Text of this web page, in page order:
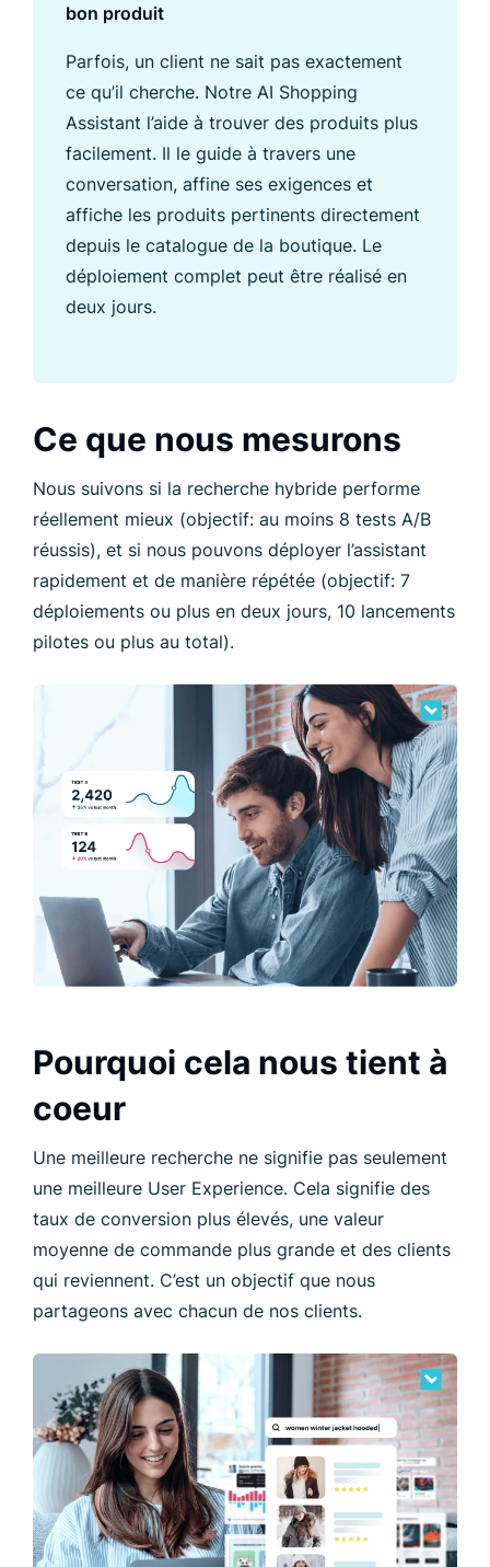
bon produit
Parfois, un client ne sait pas exactement
ce qu’il cherche. Notre AI Shopping
Assistant l’aide à trouver des produits plus
facilement. Il le guide à travers une
conversation, affine ses exigences et
affiche les produits pertinents directement
depuis le catalogue de la boutique. Le
déploiement complet peut être réalisé en
deux jours.
Ce que nous mesurons
Nous suivons si la recherche hybride performe
réellement mieux (objectif: au moins 8 tests A/B
réussis), et si nous pouvons déployer l’assistant
rapidement et de manière répétée (objectif: 7
déploiements ou plus en deux jours, 10 lancements
pilotes ou plus au total).
Pourquoi cela nous tient à
coeur
Une meilleure recherche ne signifie pas seulement
une meilleure User Experience. Cela signifie des
taux de conversion plus élevés, une valeur
moyenne de commande plus grande et des clients
qui reviennent. C’est un objectif que nous
partageons avec chacun de nos clients.